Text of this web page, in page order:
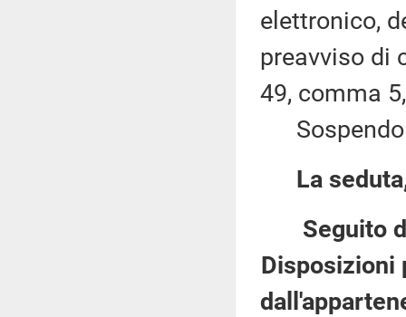
elettronico,
preavviso di
49, comma
Sospendo
La
Seguito
Disposizioni